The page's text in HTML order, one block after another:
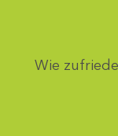
Wie